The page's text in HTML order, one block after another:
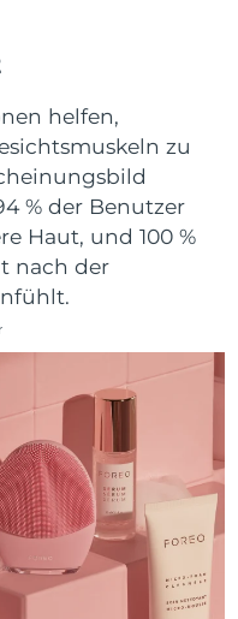
helfen,
zu
% der Benutzer
Haut, und 100 %
nach der
Lieferung8/12/26
Lieferung8/12/26
Lieferung
8/11/26
Lieferung
Lieferung 8/14/26
Lieferung 8/9/26
Lieferung 8/17/26